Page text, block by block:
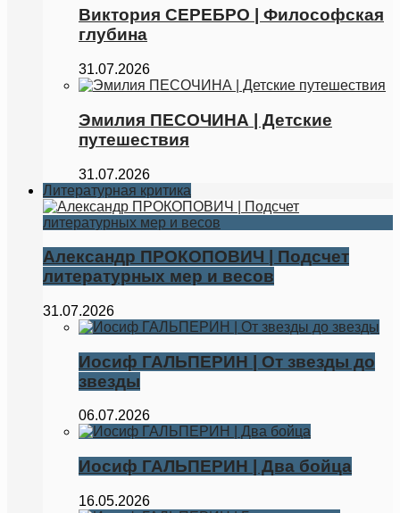
Виктория СЕРЕБРО | Философская
глубина
31.07.2026
Эмилия ПЕСОЧИНА | Детские
путешествия
31.07.2026
Литературная критика
Александр ПРОКОПОВИЧ | Подсчет
литературных мер и весов
31.07.2026
Иосиф ГАЛЬПЕРИН | От звезды до
звезды
06.07.2026
Иосиф ГАЛЬПЕРИН | Два бойца
16.05.2026